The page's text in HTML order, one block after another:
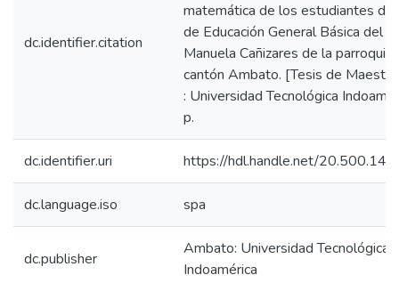
dc.identifier.citation
matemática de los estudiantes de
de Educación General Básica del
Manuela Cañizares de la parroquia
cantón Ambato. [Tesis de
: Universidad Tecnológica
p.
dc.identifier.uri https://hdl.handle.net/
dc.language.iso spa
dc.publisher
Ambato: Universidad Tecnológica
Indoamérica